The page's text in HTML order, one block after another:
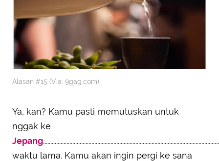
Alasan #15 (Via: 9gag.com)
Ya, kan? Kamu pasti memutuskan untuk
nggak ke
Jepang
waktu lama. Kamu akan ingin pergi ke sana